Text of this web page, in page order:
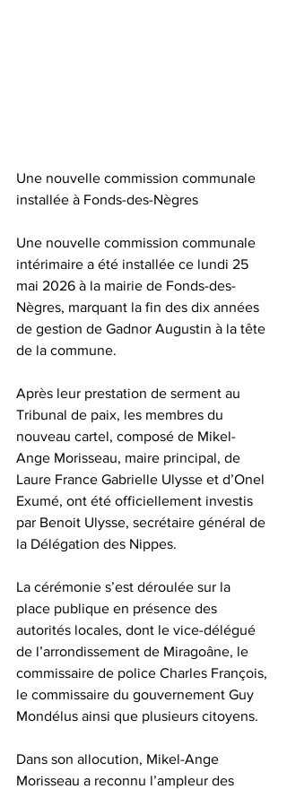
Une nouvelle commission communale
installée à Fonds-des-Nègres
Une nouvelle commission communale
intérimaire a été installée ce lundi 25
mai 2026 à la mairie de Fonds-des-
Nègres, marquant la fin des dix années
de gestion de Gadnor Augustin à la tête
de la commune.
Après leur prestation de serment au
Tribunal de paix, les membres du
nouveau cartel, composé de Mikel-
Ange Morisseau, maire principal, de
Laure France Gabrielle Ulysse et d’Onel
Exumé, ont été officiellement investis
par Benoit Ulysse, secrétaire général de
la Délégation des Nippes.
La cérémonie s’est déroulée sur la
place publique en présence des
autorités locales, dont le vice-délégué
de l’arrondissement de Miragoâne, le
commissaire de police Charles François,
le commissaire du gouvernement Guy
Mondélus ainsi que plusieurs citoyens.
Dans son allocution, Mikel-Ange
Morisseau a reconnu l’ampleur des